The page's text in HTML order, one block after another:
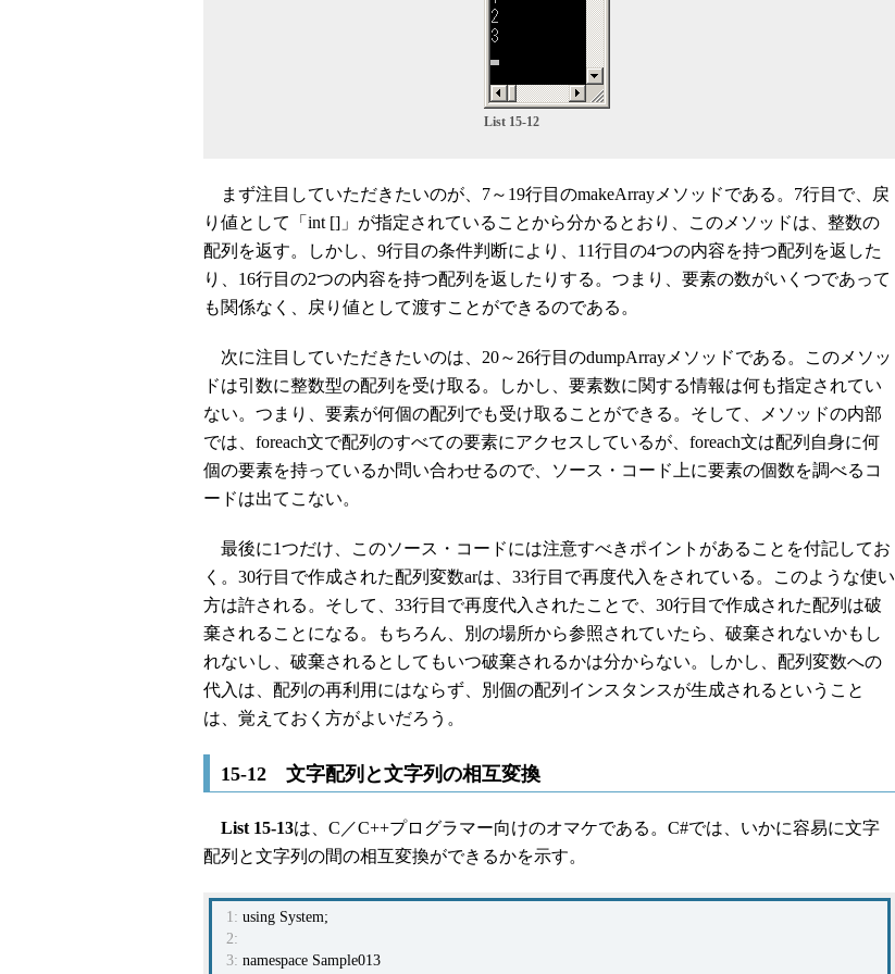
List 15-12
まず注目していただきたいのが、7～19行目のmakeArrayメソッドである。7行目で、戻
り値として「int []」が指定されていることから分かるとおり、このメソッドは、整数の
配列を返す。しかし、9行目の条件判断により、11行目の4つの内容を持つ配列を返した
り、16行目の2つの内容を持つ配列を返したりする。つまり、要素の数がいくつであって
も関係なく、戻り値として渡すことができるのである。
次に注目していただきたいのは、20～26行目のdumpArrayメソッドである。このメソッ
ドは引数に整数型の配列を受け取る。しかし、要素数に関する情報は何も指定されてい
ない。つまり、要素が何個の配列でも受け取ることができる。そして、メソッドの内部
では、foreach文で配列のすべての要素にアクセスしているが、foreach文は配列自身に何
個の要素を持っているか問い合わせるので、ソース・コード上に要素の個数を調べるコ
ードは出てこない。
最後に1つだけ、このソース・コードには注意すべきポイントがあることを付記してお
く。30行目で作成された配列変数arは、33行目で再度代入をされている。このような使い
方は許される。そして、33行目で再度代入されたことで、30行目で作成された配列は破
棄されることになる。もちろん、別の場所から参照されていたら、破棄されないかもし
れないし、破棄されるとしてもいつ破棄されるかは分からない。しかし、配列変数への
代入は、配列の再利用にはならず、別個の配列インスタンスが生成されるということ
は、覚えておく方がよいだろう。
15-12 文字配列と文字列の相互変換
List 15-13は、C／C++プログラマー向けのオマケである。C#では、いかに容易に文字
配列と文字列の間の相互変換ができるかを示す。
1: using System;
2:
3: namespace Sample013